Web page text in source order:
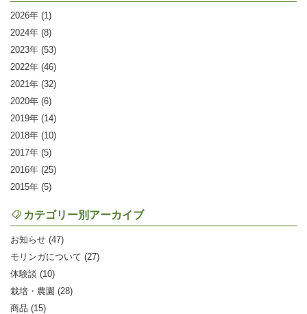
2026
(1)
2024
(8)
2023
(53)
2022
(46)
2021
(32)
2020
(6)
2019
(14)
2018
(10)
2017
(5)
2016
(25)
2015
(5)
カテゴリー別アーカイブ
お知らせ (47)
モリンガについて (27)
体験談 (10)
栽培・農園 (28)
商品 (15)